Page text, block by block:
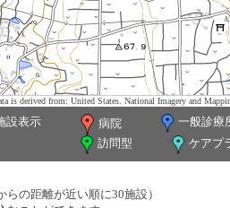
is derived from: United States. National Imagery and
設表示 病院 一般診療
訪問型
ケアプ
の距離が近い順に30施設）